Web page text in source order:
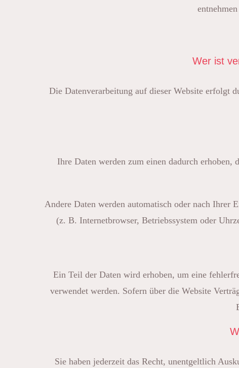
Wer ist
Die Datenverarbeitung auf dieser Website erfolgt
Ihre Daten werden zum einen dadurch
Andere Daten werden automatisch oder nach Ihrer
(z. B. Internetbrowser, Betriebssystem oder
Ein Teil der Daten wird erhoben, um eine
verwendet werden. Sofern über die Website
Sie haben jederzeit das Recht, unentgeltlich